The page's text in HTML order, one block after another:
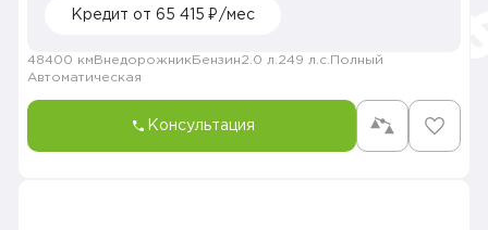
Кредит от 65 415 ₽/мес
48400 км Внедорожник Бензин2.0 л. 249 л.с. Полный
Автоматическая
Консультация